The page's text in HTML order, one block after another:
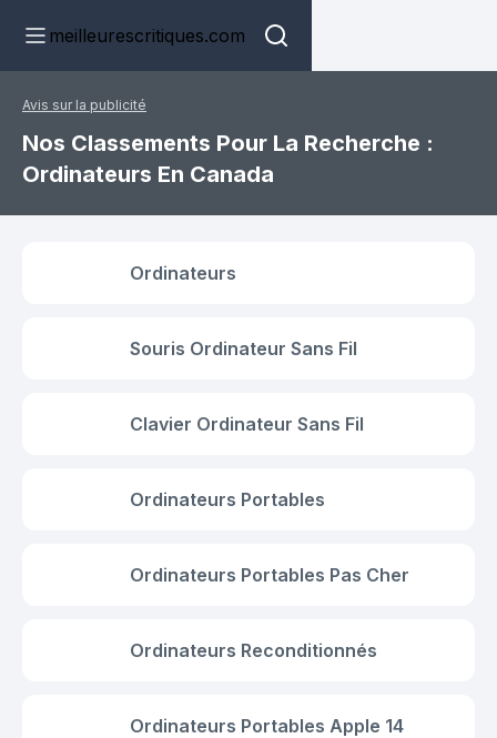
meilleurescritiques.com
Avis sur la publicité
Nos Classements Pour La Recherche :
Ordinateurs En Canada
Ordinateurs
Souris Ordinateur Sans Fil
Clavier Ordinateur Sans Fil
Ordinateurs Portables
Ordinateurs Portables Pas Cher
Ordinateurs Reconditionnés
Ordinateurs Portables Apple 14